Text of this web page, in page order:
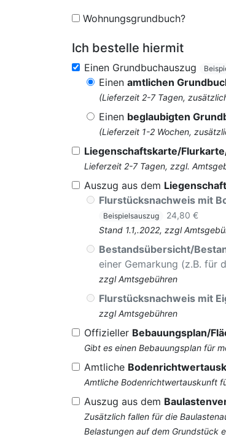
Wohnungsgrundbuch?
Ich bestelle hiermit
Einen Grundbuchauszug
Einen amtlichen
(Lieferzeit 2-7 Tagen,
Einen beglaubigten
(Lieferzeit 1-2 Wochen,
Liegenschaftskarte/
Lieferzeit 2-7 Tagen, zzgl.
Auszug aus dem
Flurstücksnachweis mit
Beispielsauszug
24,80 €
Stand 1.1,.2022, zzgl
Bestandsübersicht/
einer Gemarkung (z.B. für
zzgl Amtsgebühren
Flurstücksnachweis mit
zzgl Amtsgebühren
Offizieller Bebauungsplan/
Gibt es einen Bebauungsplan für
Amtliche
Amtliche Bodenrichtwertauskunft
Auszug aus dem
Zusätzlich fallen für die
Belastungen auf dem Grundstück